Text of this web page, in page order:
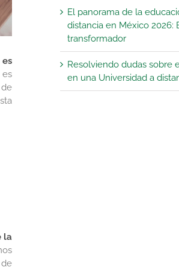
la
El panorama de la
distancia en México 2026:
transformador
Resolviendo dudas sobre
en una Universidad a